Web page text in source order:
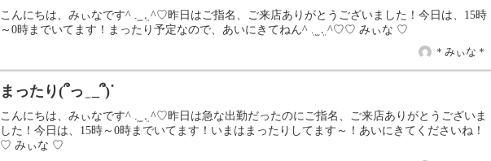
こんにちは、みぃなです^ ܸ. ̫ .ܸ ^♡昨日はご指名、ご来店ありがとうございました！今日は、15時
～0時までいてます！まったり予定なので、あいにきてねん^ ܸ. ̫ .ܸ ^♡♡ みぃな ♡
＊みぃな＊
まったり(՞っ ̫ _՞)ᐝ
こんにちは、みぃなです^ ܸ. ̫ .ܸ ^♡昨日は急な出勤だったのにご指名、ご来店ありがとうございま
した！今日は、15時～0時までいてます！いまはまったりしてます～！あいにきてくださいね！
♡ みぃな ♡